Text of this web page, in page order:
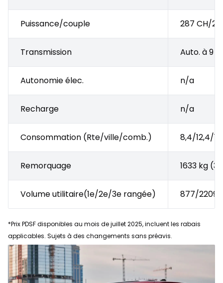
Puissance/couple 287 CH/
Transmission Auto. à 9
Autonomie élec. n/a
Recharge n/a
Consommation (Rte/ville/comb.) 8,4/12,4/
Remorquage 1633 kg
Volume utilitaire(1e/2e/3e rangée) 877/2209/
*Prix PDSF disponibles au mois de juillet 2025, incluent les rabais
applicables. Sujets à des changements sans préavis.